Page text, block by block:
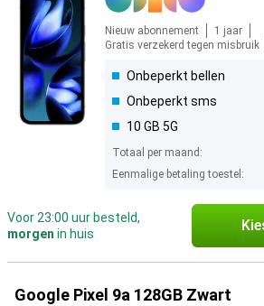
Nieuw abonnement
1 jaar
Gratis verzekerd tegen misbruik
Onbeperkt bellen
Onbeperkt sms
10 GB 5G
Totaal per maand:
Eenmalige betaling toestel:
Voor 23:00 uur besteld,
morgen in huis
Google Pixel 9a 128GB Zwart